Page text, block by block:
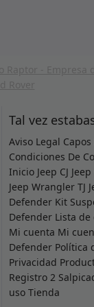
Tal vez
Aviso Legal
Condiciones De
Inicio Jeep CJ
Jeep Wrangler TJ
Defender Kit
Defender Lista de
Mi cuenta Mi
Defender Política
Privacidad
Registro 2
uso Tienda